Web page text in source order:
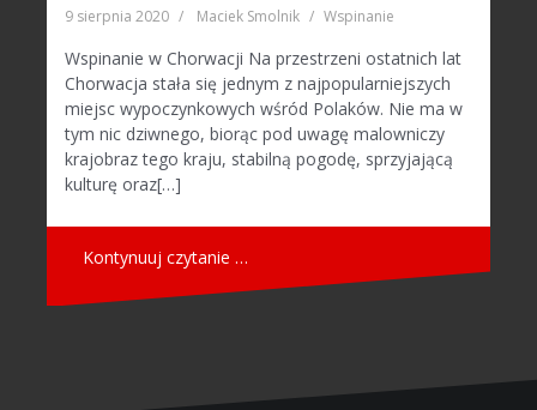
9 sierpnia 2020 Maciek Smolnik Wspinanie
Wspinanie w Chorwacji Na przestrzeni ostatnich lat
Chorwacja stała się jednym z najpopularniejszych
miejsc wypoczynkowych wśród Polaków. Nie ma w
tym nic dziwnego, biorąc pod uwagę malowniczy
krajobraz tego kraju, stabilną pogodę, sprzyjającą
kulturę oraz[…]
Kontynuuj czytanie …